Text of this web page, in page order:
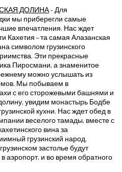
ДОЛИНА- Для
мы приберегли самые
впечатления. Нас ждет
Кахетия – та самая Алазанская
символом грузинского
Эти прекрасные
Пиросмани, а знаменитое
можно услышать из
Мы побываем в
с его сторожевыми башнями и
увидим монастырь Бодбе
кухни. Нас ждет обед в
веселого тамады, вместе с
вина за
грузинский народ.
застолье будут
аэропорт, и во время обратного